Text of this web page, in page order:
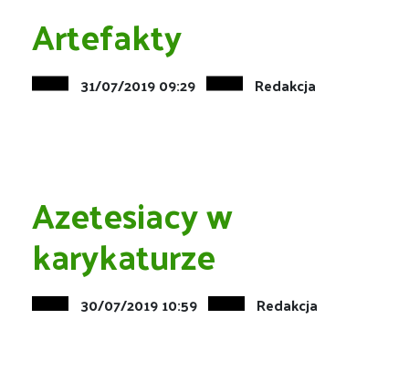
Artefakty
31/07/2019 09:29 Redakcja
Azetesiacy w
karykaturze
30/07/2019 10:59 Redakcja